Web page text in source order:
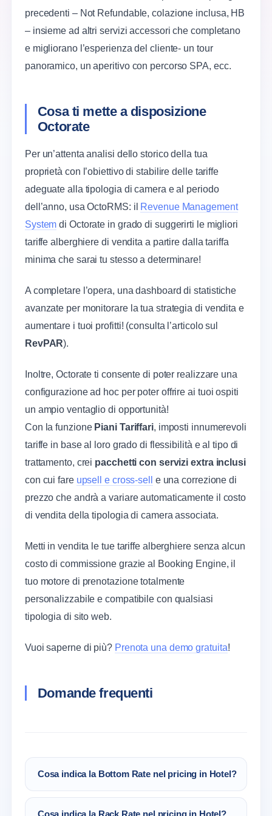
precedenti – Not Refundable, colazione inclusa, HB
– insieme ad altri servizi accessori che completano
e migliorano l’esperienza del cliente- un tour
panoramico, un aperitivo con percorso SPA, ecc.
Cosa ti mette a disposizione
Octorate
Per un’attenta analisi dello storico della tua
proprietà con l’obiettivo di stabilire delle tariffe
adeguate alla tipologia di camera e al periodo
dell’anno, usa OctoRMS: il Revenue Management
System di Octorate in grado di suggerirti le migliori
tariffe alberghiere di vendita a partire dalla tariffa
minima che sarai tu stesso a determinare!
A completare l’opera, una dashboard di statistiche
avanzate per monitorare la tua strategia di vendita e
aumentare i tuoi profitti! (consulta l’articolo sul
RevPAR).
Inoltre, Octorate ti consente di poter realizzare una
configurazione ad hoc per poter offrire ai tuoi ospiti
un ampio ventaglio di opportunità!
Con la funzione Piani Tariffari, imposti innumerevoli
tariffe in base al loro grado di flessibilità e al tipo di
trattamento, crei pacchetti con servizi extra inclusi
con cui fare upsell e cross-sell
e una correzione di
prezzo che andrà a variare automaticamente il costo
di vendita della tipologia di camera associata.
Metti in vendita le tue tariffe alberghiere senza alcun
costo di commissione grazie al Booking Engine, il
tuo motore di prenotazione totalmente
personalizzabile e compatibile con qualsiasi
tipologia di sito web.
Vuoi saperne di più? Prenota una demo gratuita!
Domande frequenti
Cosa indica la Bottom Rate nel pricing in Hotel?
La Bottom Rate è una tra le tariffe alberghiere